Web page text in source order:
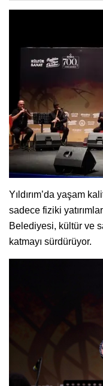
Yıldırım’da yaşam
sadece fiziki
Belediyesi, kültür ve
katmayı sürdürüyor.